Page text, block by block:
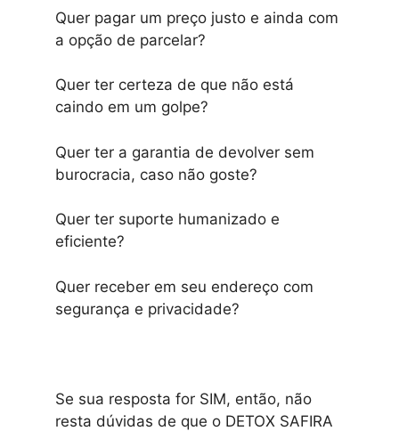
Quer pagar um preço justo e ainda com
a opção de parcelar?
Quer ter certeza de que não está
caindo em um golpe?
Quer ter a garantia de devolver sem
burocracia, caso não goste?
Quer ter suporte humanizado e
eficiente?
Quer receber em seu endereço com
segurança e privacidade?
Se sua resposta for SIM, então, não
resta dúvidas de que o DETOX SAFIRA